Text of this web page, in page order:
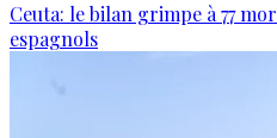
Ceuta: le bilan grimpe à 77
espagnols